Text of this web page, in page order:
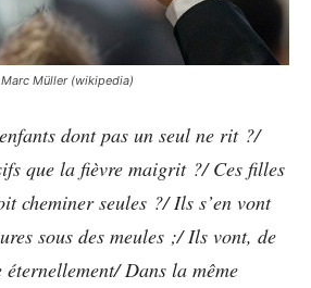
Marc Müller (wikipedia)
dont pas un seul ne rit ?/
que la fièvre maigrit ?/ Ces filles
cheminer seules ?/ Ils s’en vont
sous des meules ;/ Ils vont, de
Dans la même